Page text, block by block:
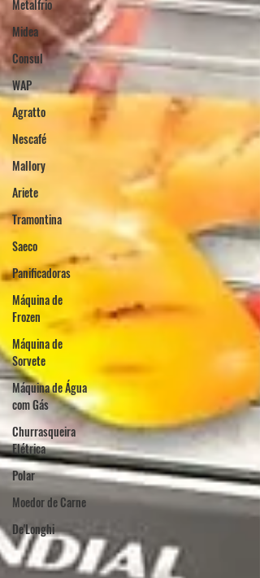
Metalfrio
Midea
Consul
WAP
Agratto
Nescafé
Mallory
Ariete
Tramontina
Saeco
Panificadoras
Máquina de
Frozen
Máquina de
Sorvete
Máquina de Água
com Gás
Churrasqueira
Elétrica
Polar
Moedor de Carne
De'Longhi